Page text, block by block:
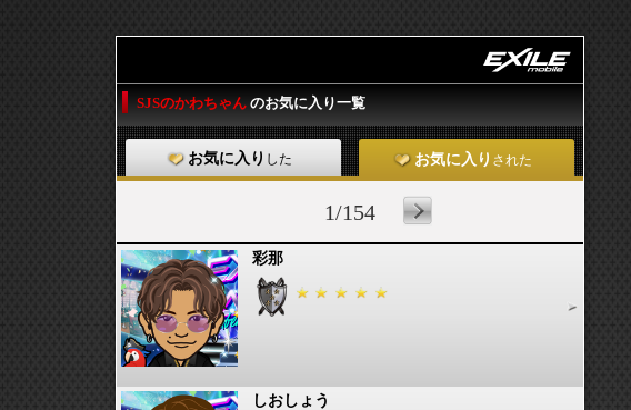
SJSのかわちゃん のお気に入り一覧
お気に入り した お気に入り された
1/154
彩那
しおしょう